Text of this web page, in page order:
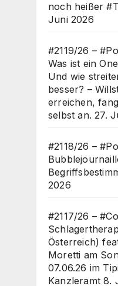
noch heißer
Juni 2026
#2119/26 –
Was ist ein
Und wie
besser? –
erreichen,
selbst an. 27.
#2118/26 –
2026
#2117/26 –
Österreich)
Moretti am
07.06.26 im
Kanzleramt 8.